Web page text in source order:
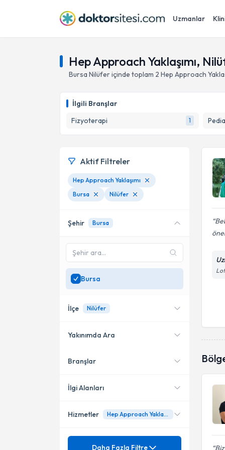
Uzmanlar
Hep Approach Yaklaşımı,
Bursa Nilüferiçinde toplam 2 Hep Approach
İlgili Branşlar
Fizyoterapi
1
Aktif Filtreler
Hep Approach Yaklaşımı
Bursa
Nilüfer
Şehir Bursa
Bursa
İlçe Nilüfer
Nilüfer
Yakınımda Ara
Konumuma yakın uzmanları
Branşlar
Fizyoterapi
Pediatrik Fizyoterapi
İlgi Alanları
Bebek Gelişimi
Hizmetler Hep Approach Yaklaşımı
Mezuniyet
Daha Fazla Filtre